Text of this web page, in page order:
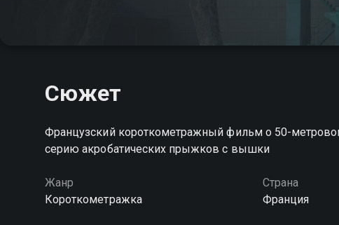
Сюжет
Французский короткометражный фильм о 50-
серию акробатических прыжков с вышки
Жанр
Короткометражка
Страна
Франция